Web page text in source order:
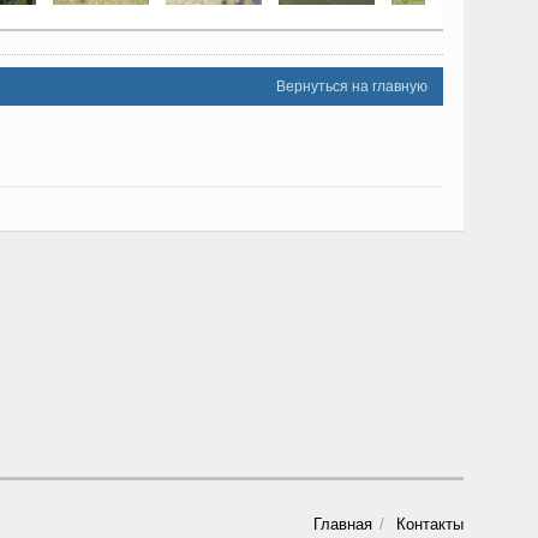
Вернуться на главную
Главная Контакты